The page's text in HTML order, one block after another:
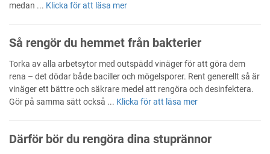
medan ... Klicka för att läsa mer
Så rengör du hemmet från bakterier
Torka av alla arbetsytor med outspädd vinäger för att göra dem
rena – det dödar både baciller och mögelsporer. Rent generellt så är
vinäger ett bättre och säkrare medel att rengöra och desinfektera.
Gör på samma sätt också ... Klicka för att läsa mer
Därför bör du rengöra dina stuprännor